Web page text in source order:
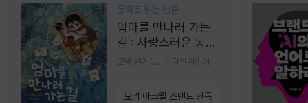
동화로 읽는 웹툰
엄마를 만나러 가는
길 : 사랑스러운 동그
라미
다산어린이
모리 아크릴 스탠드 단독